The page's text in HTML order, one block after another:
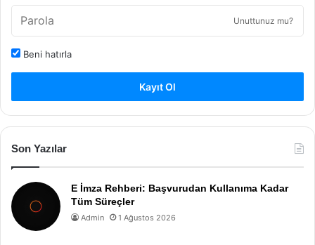
Unuttunuz mu?
Beni hatırla
Kayıt Ol
Son Yazılar
E İmza Rehberi: Başvurudan Kullanıma Kadar
Tüm Süreçler
Admin 1 Ağustos 2026